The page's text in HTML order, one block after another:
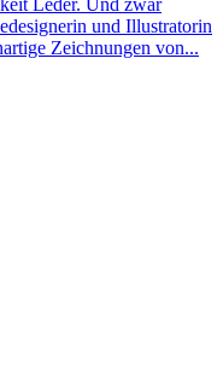
Leder. Und zwar
und Illustratorin
Zeichnungen von...